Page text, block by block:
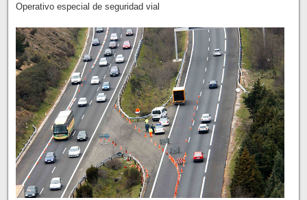
Operativo especial de seguridad vial